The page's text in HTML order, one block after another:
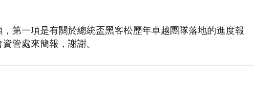
第一項是有關於總統盃黑客松歷年卓越團隊落地的進度報
管處來簡報，謝謝。